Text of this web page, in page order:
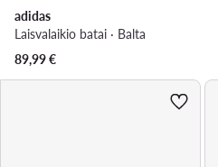
adidas
Laisvalaikio batai · Balta
89,99€